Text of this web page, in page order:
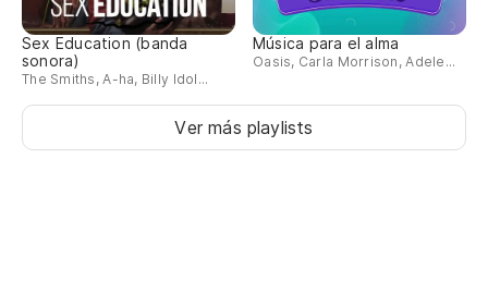
Sex Education (banda
sonora)
The Smiths, A-ha, Billy Idol...
Música para el alma
Oasis, Carla Morrison, Adele...
Ver más playlists